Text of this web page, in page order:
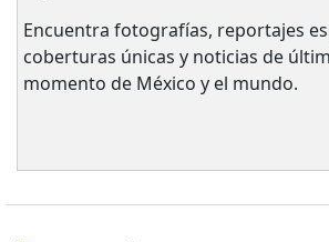
Encuentra fotografías, reportajes
coberturas únicas y noticias de
momento de México y el mundo.